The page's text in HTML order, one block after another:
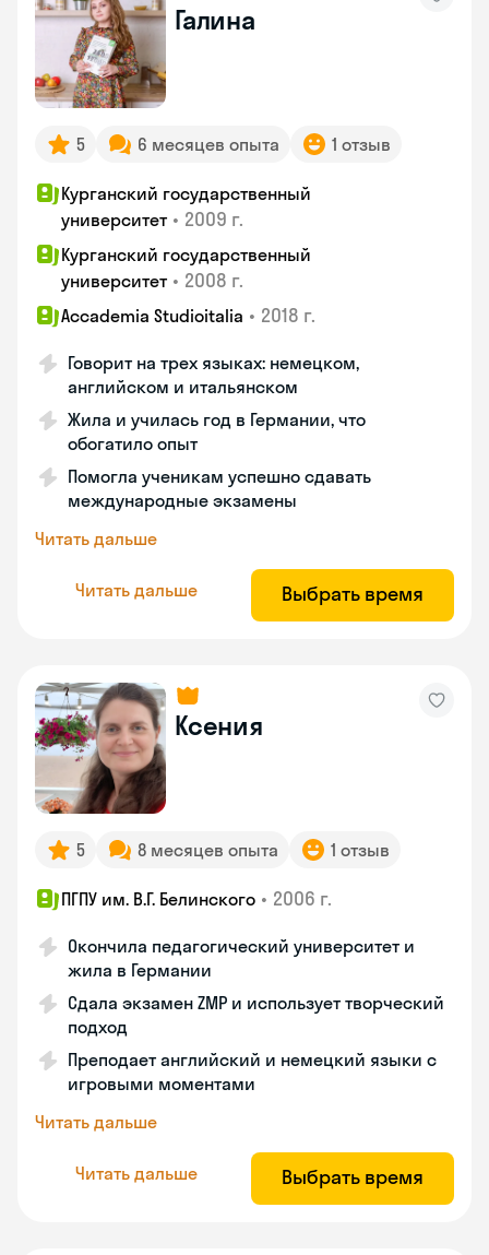
Галина
5 6 месяцев опыта 1 отзыв
Курганский государственный
университет • 2009 г.
Курганский государственный
университет • 2008 г.
Accademia Studioitalia • 2018 г.
Говорит на трех языках: немецком,
английском и итальянском
Жила и училась год в Германии, что
обогатило опыт
Помогла ученикам успешно сдавать
международные экзамены
Читать дальше
Читать дальше Выбрать время
Ксения
5 8 месяцев опыта 1 отзыв
ПГПУ им. В.Г. Белинского • 2006 г.
Окончила педагогический университет и
жила в Германии
Сдала экзамен ZMP и использует творческий
подход
Преподает английский и немецкий языки с
игровыми моментами
Читать дальше
Читать дальше Выбрать время